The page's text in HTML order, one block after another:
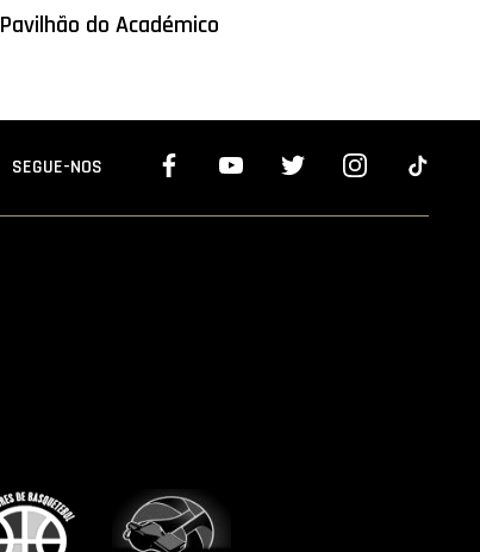
Pavilhão do Académico
SEGUE-NOS